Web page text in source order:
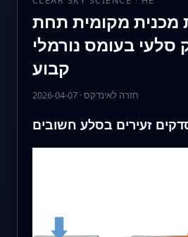
מכנית מקומית תחת
סלעי בעומס נורמלי
קבוע
2026-04-07·חזרה לאינדקס
זעירים בסלע חשובים